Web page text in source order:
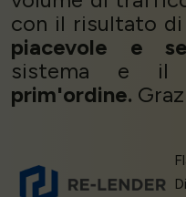
con il risultato di
piacevole e
sistema e il
prim'ordine.